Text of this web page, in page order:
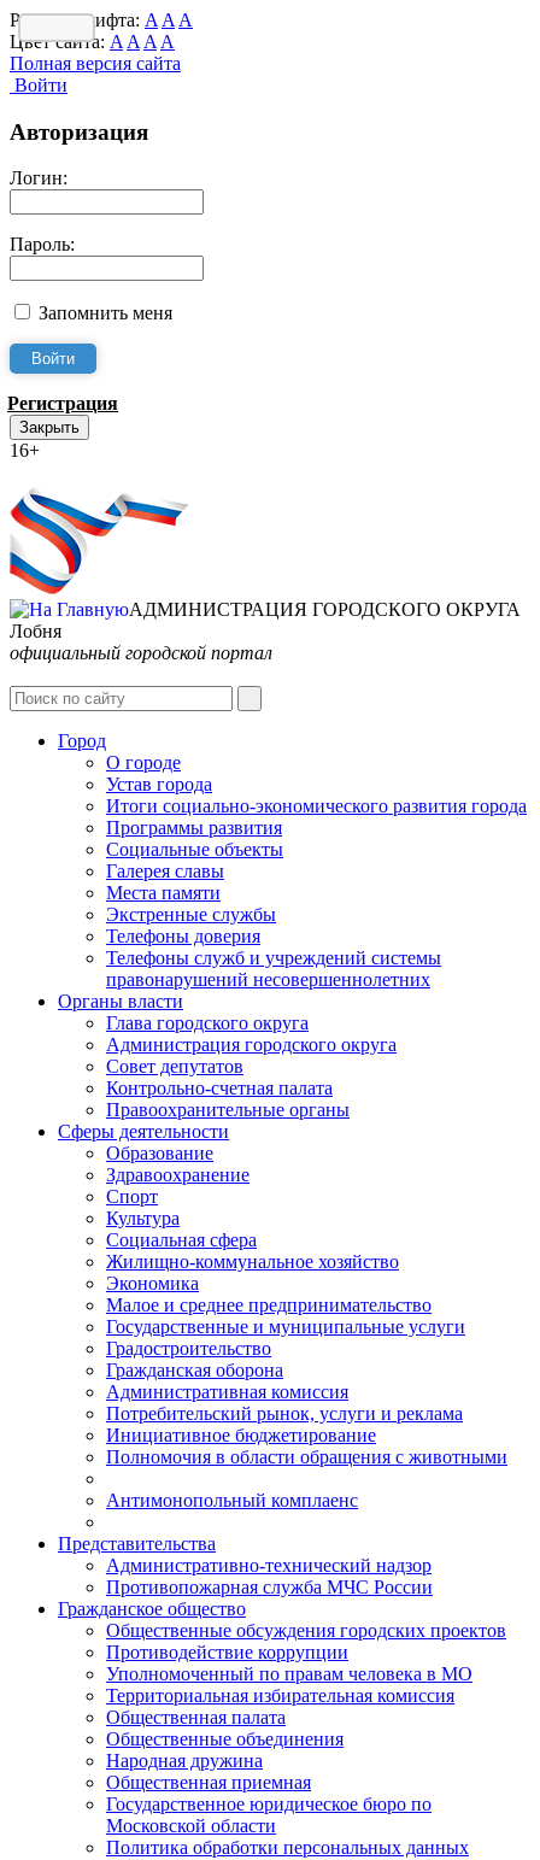
Размер шрифта: A A A
Цвет сайта: A A A A
Полная версия сайта
Войти
Авторизация
Логин:
Пароль:
Запомнить меня
Регистрация
Закрыть
16+
АДМИНИСТРАЦИЯ ГОРОДСКОГО ОКРУГА
Лобня
официальный городской портал
Город
О городе
Устав города
Итоги социально-экономического развития города
Программы развития
Социальные объекты
Галерея славы
Места памяти
Экстренные службы
Телефоны доверия
Телефоны служб и учреждений системы
правонарушений несовершеннолетних
Органы власти
Глава городского округа
Администрация городcкого округа
Совет депутатов
Контрольно-счетная палата
Правоохранительные органы
Сферы деятельности
Образование
Здравоохранение
Спорт
Культура
Социальная сфера
Жилищно-коммунальное хозяйство
Экономика
Малое и среднее предпринимательство
Государственные и муниципальные услуги
Градостроительство
Гражданская оборона
Административная комиссия
Потребительский рынок, услуги и реклама
Инициативное бюджетирование
Полномочия в области обращения с животными
Антимонопольный комплаенс
Представительства
Административно-технический надзор
Противопожарная служба МЧС России
Гражданское общество
Общественные обсуждения городских проектов
Противодействие коррупции
Уполномоченный по правам человека в МО
Территориальная избирательная комиссия
Общественная палата
Общественные объединения
Народная дружина
Общественная приемная
Государственное юридическое бюро по
Московской области
Политика обработки персональных данных